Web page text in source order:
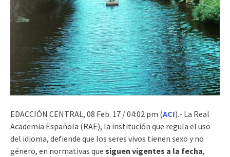
EDACCIÓN CENTRAL, 08 Feb. 17 / 04:02 pm (ACI).- La Real
Academia Española (RAE), la institución que regula el uso
del idioma, defiende que los seres vivos tienen sexo y no
género, en normativas que siguen vigentes a la fecha,